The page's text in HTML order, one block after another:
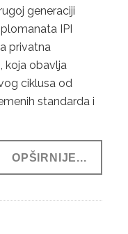
generaciji
IPI
privatna
koja obavlja
ciklusa od
standarda i
OPŠIRNIJE...